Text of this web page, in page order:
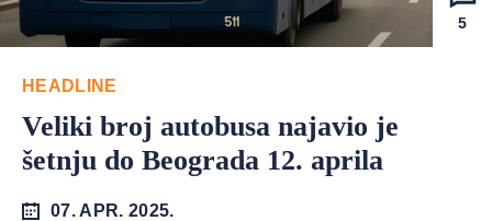
5
HEADLINE
Veliki broj autobusa najavio je
šetnju do Beograda 12. aprila
07. APR. 2025.